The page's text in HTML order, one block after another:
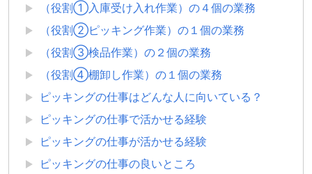
（役割①入庫受け入れ作業）の４個の業務
（役割②ピッキング作業）の１個の業務
（役割③検品作業）の２個の業務
（役割④棚卸し作業）の１個の業務
ピッキングの仕事はどんな人に向いている？
ピッキングの仕事で活かせる経験
ピッキングの仕事が活かせる経験
ピッキングの仕事の良いところ